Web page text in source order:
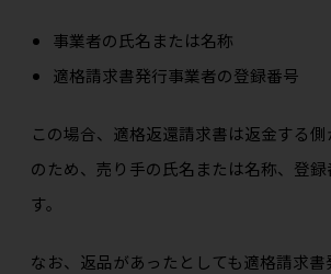
事業者の氏名または名称
適格請求書発行事業者の登録番号
この場合、適格返還請求書は返金する
のため、売り手の氏名または名称、登
す。
なお、返品があったとしても適格請求